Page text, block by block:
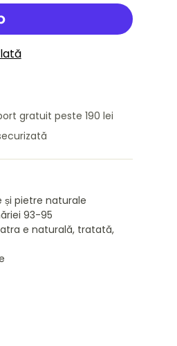
gratuit peste 190 lei
și pietre naturale
93-95
e naturală, tratată,